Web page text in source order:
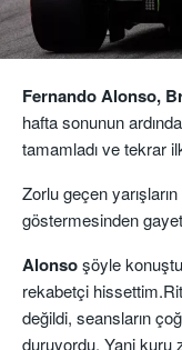
Fernando Alonso,
hafta sonunun
tamamladı ve tekrar
Zorlu geçen yarışların
göstermesinden
Alonsoşöyle
rekabetçi
değildi, seansların
duruyordu. Yani kuru